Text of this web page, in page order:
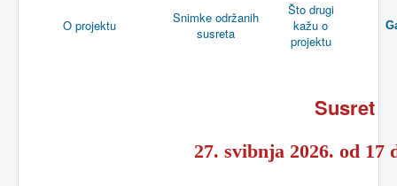
O projektu
Snimke održanih
susreta
Što drugi
kažu o
projektu
Susret
27. svibnja 2026. od 17